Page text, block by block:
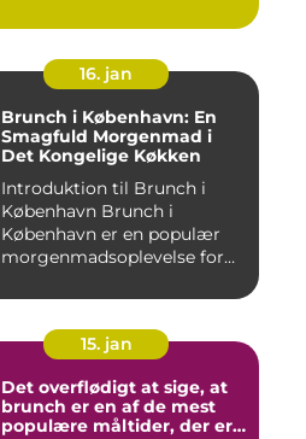
16. jan
Brunch i København: En
Smagfuld Morgenmad i
Det Kongelige Køkken
Introduktion til Brunch i
København Brunch i
København er en populær
morgenmadsoplevelse for
15. jan
Det overflødigt at sige, at
brunch er en af de mest
populære måltider, der er